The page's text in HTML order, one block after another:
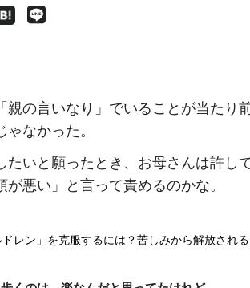
親の言いなり」でいることが当たり
なかった。
たいと願ったとき、お母さんは許し
が悪い」と言って責めるのかな。
レン」を克服するには？苦しみから解放され